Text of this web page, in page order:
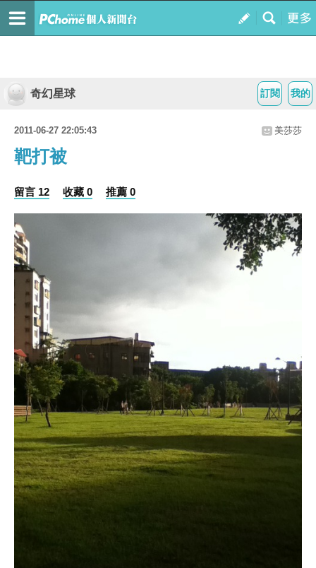
我的
訂閱
奇幻星球
2011-06-27 22:05:43 美莎莎
靶打被
留言 12 收藏 0 推薦 0